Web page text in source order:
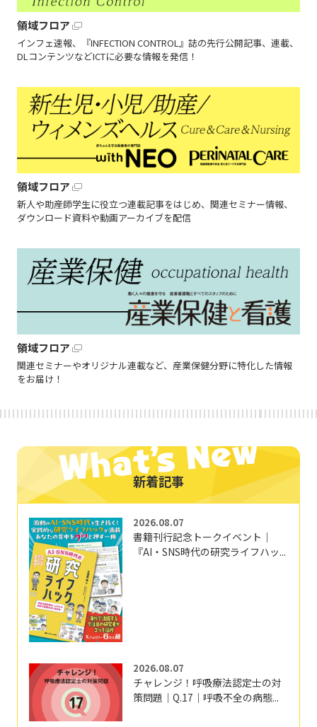
領域フロア
インフェ速報、『INFECTION CONTROL』誌の先行公開記事、連載、
DLコンテンツなどICTに必要な情報を発信！
領域フロア
新人や助産師学生に役立つ連載記事をはじめ、関連セミナー情報、
ダウンロード資料や動画アーカイブを配信
領域フロア
関連セミナーやオリジナル連載など、産業保健分野に特化した情報
をお届け！
新着記事
2026.08.07
書籍刊行記念トークイベント｜
『AI・SNS時代の研究ライフハッ...
2026.08.07
チャレンジ！呼吸療法認定士の対
策問題｜Q.17｜呼吸不全の病態...